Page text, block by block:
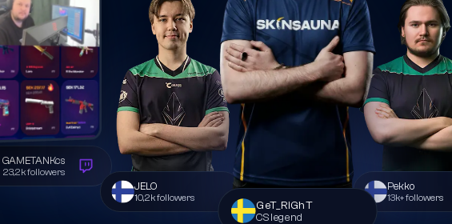
GAMETANKcs
23,2k followers
JELO
10,2k followers
GeT_RiGhT
CS legend
Pekko
13k+ followers